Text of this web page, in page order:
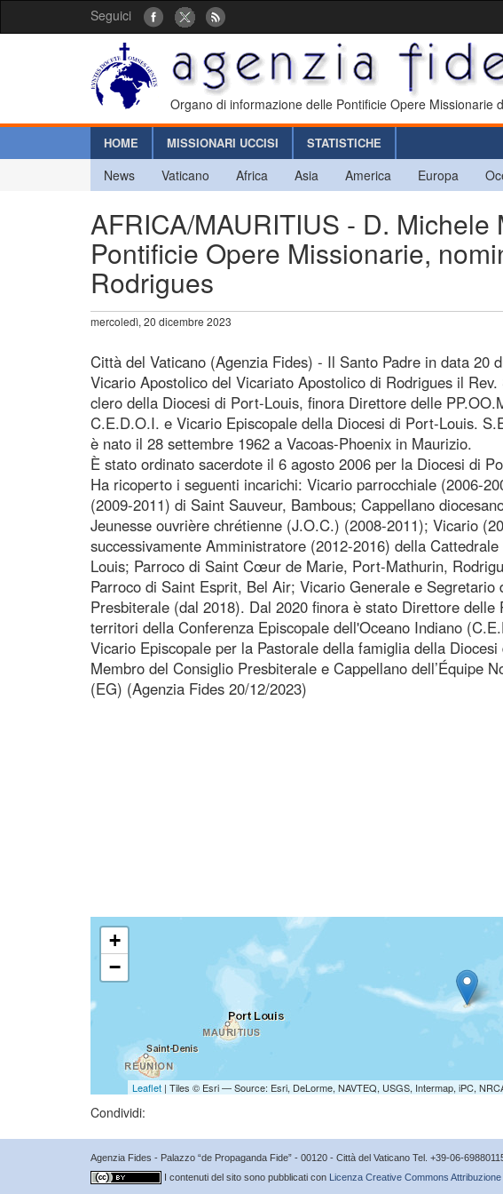
Seguici
Organo di informazione delle Pontificie Opere Missionarie
HOME MISSIONARI UCCISI STATISTICHE
News Vaticano Africa Asia America Europa
AFRICA/MAURITIUS - D.
Pontificie Opere Missionarie,
Rodrigues
mercoledì, 20 dicembre 2023
Città del Vaticano (Agenzia Fides) - Il Santo Padre in data 20
Vicario Apostolico del Vicariato Apostolico di Rodrigues il
clero della Diocesi di Port-Louis, finora Direttore delle
C.E.D.O.I. e Vicario Episcopale della Diocesi di Port-Louis.
è nato il 28 settembre 1962 a Vacoas-Phoenix in Maurizio.
È stato ordinato sacerdote il 6 agosto 2006 per la Diocesi di
Ha ricoperto i seguenti incarichi: Vicario parrocchiale (2006-
(2009-2011) di Saint Sauveur, Bambous; Cappellano
Jeunesse ouvrière chrétienne (J.O.C.) (2008-2011); Vicario
successivamente Amministratore (2012-2016) della
Louis; Parroco di Saint Cœur de Marie, Port-Mathurin,
Parroco di Saint Esprit, Bel Air; Vicario Generale e Segretario
Presbiterale (dal 2018). Dal 2020 finora è stato Direttore delle
territori della Conferenza Episcopale dell'Oceano Indiano
Vicario Episcopale per la Pastorale della famiglia della
Membro del Consiglio Presbiterale e Cappellano dell’Équipe
(EG) (Agenzia Fides 20/12/2023)
+
−
Leaflet| Tiles © Esri — Source: Esri, DeLorme, NAVTEQ, USGS, Intermap, iPC,
Condividi:
Agenzia Fides - Palazzo “de Propaganda Fide” - 00120 - Città del Vaticano Tel. +39-06-
I contenuti del sito sono pubblicati con Licenza Creative Commons